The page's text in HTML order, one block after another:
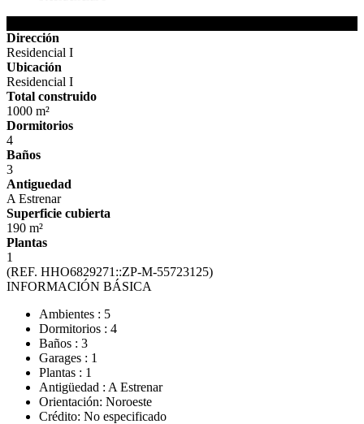
Dirección
Residencial I
Ubicación
Residencial I
Total construido
1000 m²
Dormitorios
4
Baños
3
Antiguedad
A Estrenar
Superficie cubierta
190 m²
Plantas
1
(REF. HHO6829271::ZP-M-55723125)
INFORMACIÓN BÁSICA
Ambientes : 5
Dormitorios : 4
Baños : 3
Garages : 1
Plantas : 1
Antigüedad : A Estrenar
Orientación: Noroeste
Crédito: No especificado